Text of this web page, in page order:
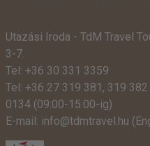
Utazási Iroda - TdM Travel
3-7.
Tel: +36 30 331 3359
Tel: +36 27 319 381 , 319 382
0134 (09:00-15:00-ig)
E-mail: info@tdmtravel.hu